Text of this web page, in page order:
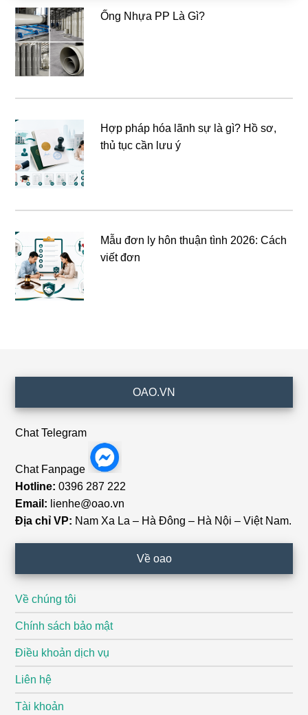
Ống Nhựa PP Là Gì?
Hợp pháp hóa lãnh sự là gì? Hồ sơ,
thủ tục cần lưu ý
Mẫu đơn ly hôn thuận tình 2026: Cách
viết đơn
OAO.VN
Chat Telegram
Chat Fanpage
Hotline: 0396 287 222
Email: lienhe@oao.vn
Địa chỉ VP: Nam Xa La – Hà Đông – Hà Nội – Việt Nam.
Về oao
Về chúng tôi
Chính sách bảo mật
Điều khoản dịch vụ
Liên hệ
Tài khoản